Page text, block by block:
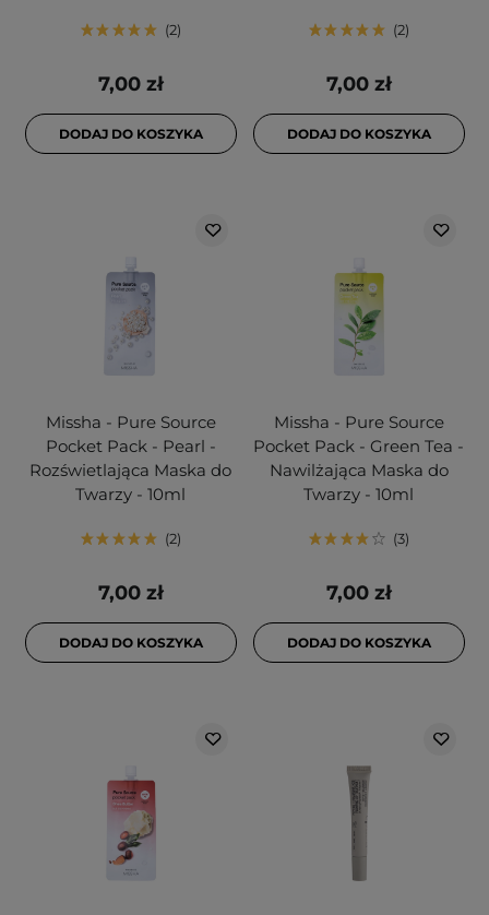
2
7,00 zł
DODAJ DO KOSZYKA
2
7,00 zł
DODAJ DO KOSZYKA
Missha - Pure Source
Pocket Pack - Pearl -
Rozświetlająca Maska do
Twarzy - 10ml
2
7,00 zł
DODAJ DO KOSZYKA
Missha - Pure Source
Pocket Pack - Green Tea -
Nawilżająca Maska do
Twarzy - 10ml
3
7,00 zł
DODAJ DO KOSZYKA